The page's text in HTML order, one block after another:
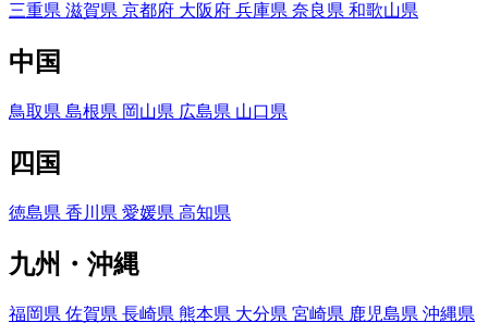
三重県 滋賀県 京都府 大阪府 兵庫県 奈良県 和歌山県
中国
鳥取県 島根県 岡山県 広島県 山口県
四国
徳島県 香川県 愛媛県 高知県
九州・沖縄
福岡県 佐賀県 長崎県 熊本県 大分県 宮崎県 鹿児島県 沖縄県